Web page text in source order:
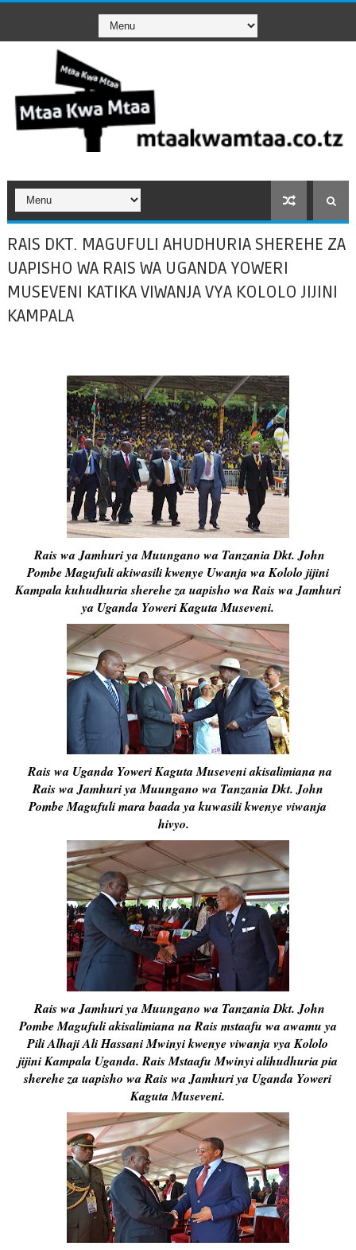
RAIS DKT. MAGUFULI AHUDHURIA SHEREHE ZA
UAPISHO WA RAIS WA UGANDA YOWERI
MUSEVENI KATIKA VIWANJA VYA KOLOLO JIJINI
KAMPALA
Rais wa Jamhuri ya Muungano wa Tanzania Dkt. John
Pombe Magufuli akiwasili kwenye Uwanja wa Kololo jijini
Kampala kuhudhuria sherehe za uapisho wa Rais wa Jamhuri
ya Uganda Yoweri Kaguta Museveni.
Rais wa Uganda Yoweri Kaguta Museveni akisalimiana na
Rais wa Jamhuri ya Muungano wa Tanzania Dkt. John
Pombe Magufuli mara baada ya kuwasili kwenye viwanja
hivyo.
Rais wa Jamhuri ya Muungano wa Tanzania Dkt. John
Pombe Magufuli akisalimiana na Rais mstaafu wa awamu ya
Pili Alhaji Ali Hassani Mwinyi kwenye viwanja vya Kololo
jijini Kampala Uganda. Rais Mstaafu Mwinyi alihudhuria pia
sherehe za uapisho wa Rais wa Jamhuri ya Uganda Yoweri
Kaguta Museveni.